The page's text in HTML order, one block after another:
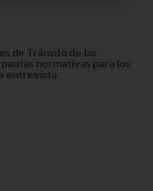
de Tránsito de las
normativas para los
entrevista